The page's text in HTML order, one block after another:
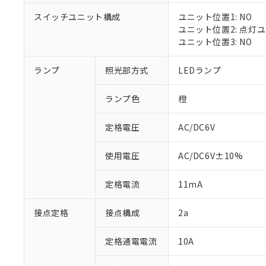
スイッチユニット構成
ユニット位置1: NO
ユニット位置2: 点灯
ユニット位置3: NO
ランプ 照光部方式 LEDランプ
ランプ色 橙
定格電圧 AC/DC6V
使用電圧 AC/DC6V±10%
定格電流 11mA
接点定格 接点構成 2a
定格通電電流 10A
ご利用条件
以下の条件をお読
当社制御機
在庫状況お
のであり、
い。
当社販売員
ている必要
対応予定：EU
対応予定なし：
調査・確認中：
非該当品：ライセ
仕入先様の事情に
があります。
六価クロム(Cr(Ⅵ))
ル（DBP） 1000ppm
但し、RoHS指令で産業
フタル酸エステル類の
※2 対応予定月
※1 中国
「－」：未確認で
*中国RoHS10物質の基
Pb(鉛) :1000ppm、 Hg(
Cr(Ⅵ)(六価クロム) :
DBP(フタル酸ジブチル
「ｅ」：有害物質
う）を輸出
などの必要な
ます。
当社は貴社
当社は、貴
記
号
○ 一定数
△ 一定数
－
在庫な